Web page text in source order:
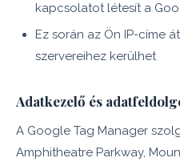
kapcsolatot létesít a
Ez során az Ön IP-címe
szervereihez kerülhet
Adatkezelő és
A Google Tag Manager
Amphitheatre Parkway,